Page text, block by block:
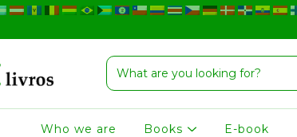
Who we are Books E-book